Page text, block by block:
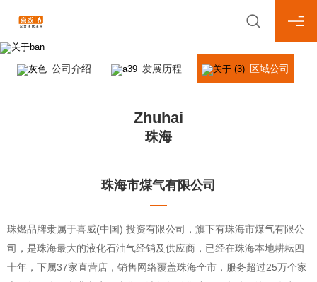
公司介绍 发展历程 区域公司
Zhuhai
珠海
珠海市煤气有限公司
珠燃品牌隶属于喜威(中国) 投资有限公司，旗下有珠海市煤气有限公
司，是珠海最大的液化石油气经销及供应商，已经在珠海本地耕耘四
十年，下属37家直营店，销售网络覆盖珠海全市，服务超过25万个家